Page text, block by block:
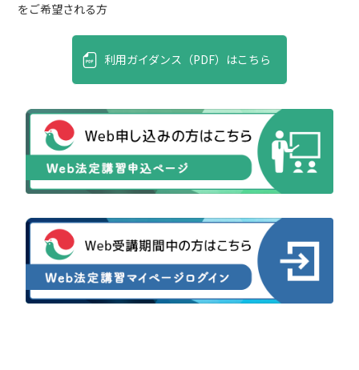
をご希望される方
利用ガイダンス（PDF）はこちら